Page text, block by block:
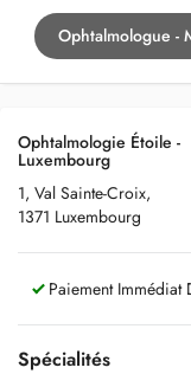
Ophtalmologue -
Ophtalmologie Étoile -
Luxembourg
1, Val Sainte-Croix,
1371 Luxembourg
Paiement Immédiat
Spécialités